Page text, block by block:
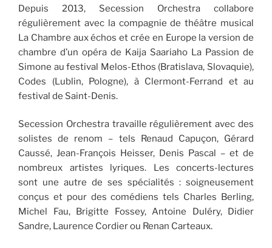
Depuis 2013, Secession Orchestra collabore
régulièrement avec la compagnie de théâtre musical
La Chambre aux échos et crée en Europe la version de
chambre d’un opéra de Kaija Saariaho La Passion de
Simone au festival Melos-Ethos (Bratislava, Slovaquie),
Codes (Lublin, Pologne), à Clermont-Ferrand et au
festival de Saint-Denis.
Secession Orchestra travaille régulièrement avec des
solistes de renom – tels Renaud Capuçon, Gérard
Caussé, Jean-François Heisser, Denis Pascal – et de
nombreux artistes lyriques. Les concerts-lectures
sont une autre de ses spécialités : soigneusement
conçus et pour des comédiens tels Charles Berling,
Michel Fau, Brigitte Fossey, Antoine Duléry, Didier
Sandre, Laurence Cordier ou Renan Carteaux.